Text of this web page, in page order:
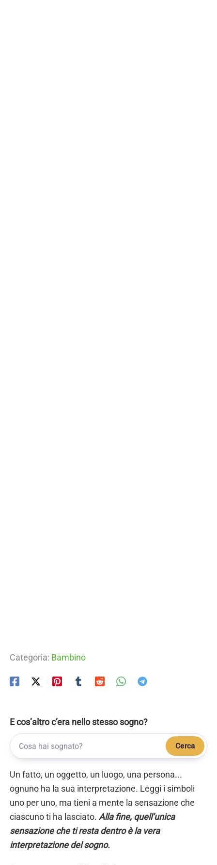
Categoria: Bambino
E cos’altro c’era nello stesso sogno?
Cerca
Un fatto, un oggetto, un luogo, una persona...
ognuno ha la sua interpretazione. Leggi i simboli
uno per uno, ma tieni a mente la sensazione che
ciascuno ti ha lasciato. Alla fine, quell’unica
sensazione che ti resta dentro è la vera
interpretazione del sogno.